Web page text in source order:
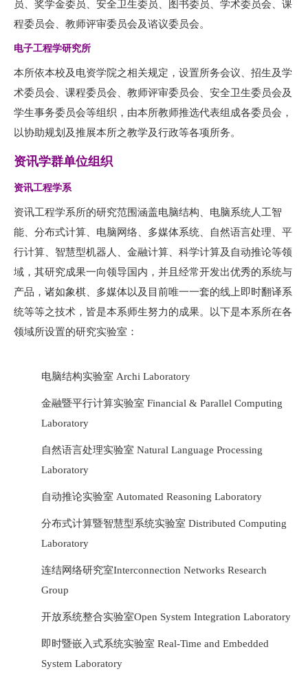
员、奖学金委员、安全卫生委员、图书委员、学术委员会、课
程委员会、教师评审委员会及谘议委员会。
电子工程学研究所
本所依本校及电资学院之相关规定，设置所务会议、招生及学
术委员会、课程委员会、教师评审委员会、安全卫生委员会及
学生事务委员会等组织，由本所教师推选代表组成各委员会，
以协助规划及推展本所之教学及行政等各项所务。
资讯学群单位组织
资讯工程学系
资讯工程学系所的研究范围涵盖电脑结构、电脑系统人工智
能、分布式计算、电脑网络、多媒体系统、自然语言处理、平
行计算、智慧型机器人、金融计算、科学计算及自动推论等领
域，其研究成果一向领导国内，并且经常开发出优秀的系统与
产品，诸如象棋、多媒体以及目前唯一一套的线上即时翻译系
统等等之技术，皆是本系师生努力的成果。以下是本系所在各
领域所设置的研究实验室：
电脑结构实验室 Archi Laboratory
金融暨平行计算实验室 Financial & Parallel Computing
Laboratory
自然语言处理实验室 Natural Language Processing
Laboratory
自动推论实验室 Automated Reasoning Laboratory
分布式计算暨智慧型系统实验室 Distributed Computing
Laboratory
连结网络研究室Interconnection Networks Research
Group
开放系统整合实验室Open System Integration Laboratory
即时暨嵌入式系统实验室 Real-Time and Embedded
System Laboratory